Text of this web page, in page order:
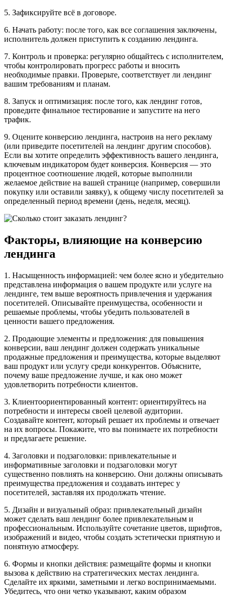
5. Зафиксируйте всё в договоре.
6. Начать работу: после того, как все соглашения заключены,
исполнитель должен приступить к созданию лендинга.
7. Контроль и проверка: регулярно общайтесь с исполнителем,
чтобы контролировать прогресс работы и вносить
необходимые правки. Проверьте, соответствует ли лендинг
вашим требованиям и планам.
8. Запуск и оптимизация: после того, как лендинг готов,
проведите финальное тестирование и запустите на него
трафик.
9. Оцените конверсию лендинга, настроив на него рекламу
(или приведите посетителей на лендинг другим способов).
Если вы хотите определить эффективность вашего лендинга,
ключевым индикатором будет конверсия. Конверсия — это
процентное соотношение людей, которые выполнили
желаемое действие на вашей странице (например, совершили
покупку или оставили заявку), к общему числу посетителей за
определенный период времени (день, неделя, месяц).
Факторы, влияющие на конверсию
лендинга
1. Насыщенность информацией: чем более ясно и убедительно
представлена информация о вашем продукте или услуге на
лендинге, тем выше вероятность привлечения и удержания
посетителей. Описывайте преимущества, особенности и
решаемые проблемы, чтобы убедить пользователей в
ценности вашего предложения.
2. Продающие элементы и предложения: для повышения
конверсии, ваш лендинг должен содержать уникальные
продажные предложения и преимущества, которые выделяют
ваш продукт или услугу среди конкурентов. Объясните,
почему ваше предложение лучше, и как оно может
удовлетворить потребности клиентов.
3. Клиентоориентированный контент: ориентируйтесь на
потребности и интересы своей целевой аудитории.
Создавайте контент, который решает их проблемы и отвечает
на их вопросы. Покажите, что вы понимаете их потребности
и предлагаете решение.
4. Заголовки и подзаголовки: привлекательные и
информативные заголовки и подзаголовки могут
существенно повлиять на конверсию. Они должны описывать
преимущества предложения и создавать интерес у
посетителей, заставляя их продолжать чтение.
5. Дизайн и визуальный образ: привлекательный дизайн
может сделать ваш лендинг более привлекательным и
профессиональным. Используйте сочетание цветов, шрифтов,
изображений и видео, чтобы создать эстетически приятную и
понятную атмосферу.
6. Формы и кнопки действия: размещайте формы и кнопки
вызова к действию на стратегических местах лендинга.
Сделайте их яркими, заметными и легко воспринимаемыми.
Убедитесь, что они четко указывают, каким образом